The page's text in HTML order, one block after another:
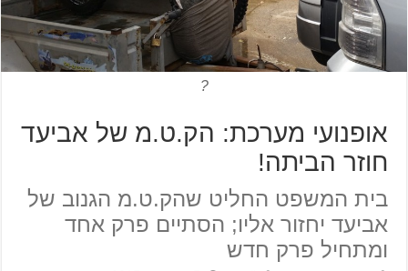
?
אופנועי מערכת: הק.ט.מ של אביעד
חוזר הביתה!
בית המשפט החליט שהק.ט.מ הגנוב של
אביעד יחזור אליו; הסתיים פרק אחד
ומתחיל פרק חדש